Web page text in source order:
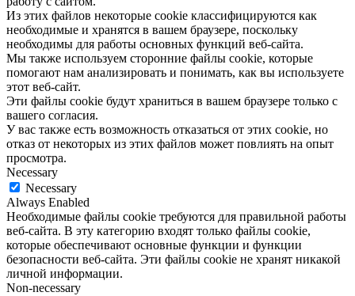
Из этих файлов некоторые cookie классифицируются как
необходимые и хранятся в вашем браузере, поскольку
необходимы для работы основных функций веб-сайта.
Мы также используем сторонние файлы cookie, которые
помогают нам анализировать и понимать, как вы используете
этот веб-сайт.
Эти файлы cookie будут храниться в вашем браузере только с
вашего согласия.
У вас также есть возможность отказаться от этих cookie, но
отказ от некоторых из этих файлов может повлиять на опыт
просмотра.
Necessary
Necessary
Always Enabled
Необходимые файлы cookie требуются для правильной работы
веб-сайта. В эту категорию входят только файлы cookie,
которые обеспечивают основные функции и функции
безопасности веб-сайта. Эти файлы cookie не хранят никакой
личной информации.
Non-necessary